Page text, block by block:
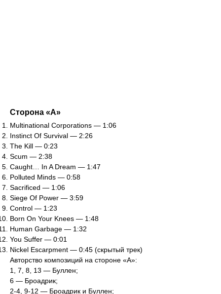
Сторона «А»
Multinational Corporations — 1:06
Instinct Of Survival — 2:26
The Kill — 0:23
Scum — 2:38
Caught… In A Dream — 1:47
Polluted Minds — 0:58
Sacrificed — 1:06
Siege Of Power — 3:59
Control — 1:23
Born On Your Knees — 1:48
Human Garbage — 1:32
You Suffer — 0:01
Nickel Escarpment — 0:45 (скрытый трек)
Авторство композиций на стороне «А»:
1, 7, 8, 13 — Буллен;
6 — Броадрик;
2-4, 9-12 — Броадрик и Буллен;